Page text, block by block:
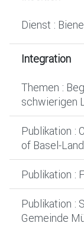
Dienst :
Integration
Themen :
schwierigen
Publikation :
of Basel-
Publikation :
Publikation :
Gemeinde